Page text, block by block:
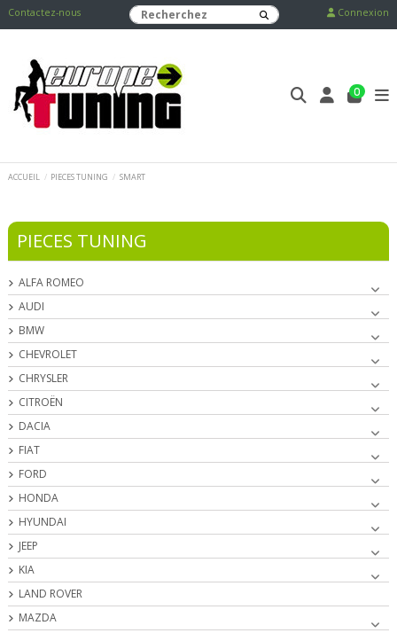
Contactez-nous Connexion
0
ACCUEIL PIECES TUNING SMART
PIECES TUNING
ALFA ROMEO
AUDI
BMW
CHEVROLET
CHRYSLER
CITROËN
DACIA
FIAT
FORD
HONDA
HYUNDAI
JEEP
KIA
LAND ROVER
MAZDA